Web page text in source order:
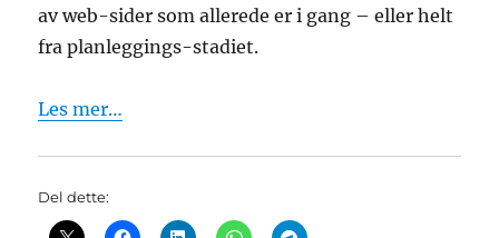
av web-sider som allerede er i gang – eller helt
fra planleggings-stadiet.
Les mer…
Del dette: